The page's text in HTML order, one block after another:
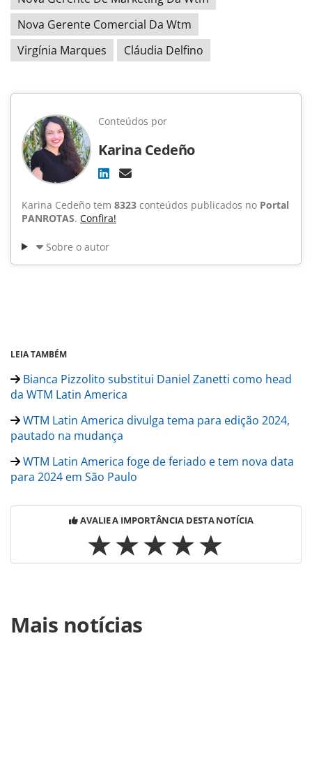
Nova Gerente Comercial Da Wtm
Virgínia Marques
Cláudia Delfino
Conteúdos por
Karina Cedeño
Karina Cedeño tem 8323 conteúdos publicados no Portal
PANROTAS. Confira!
Sobre o autor
LEIA TAMBÉM
Bianca Pizzolito substitui Daniel Zanetti como head
da WTM Latin America
WTM Latin America divulga tema para edição 2024,
pautado na mudança
WTM Latin America foge de feriado e tem nova data
para 2024 em São Paulo
AVALIE A IMPORTÂNCIA DESTA NOTÍCIA
https://www.panrotas.com.br/gente/movimentacao/2023/
latin-america-anuncia-novas-gerentes-de-marketing-e-
Mais notícias